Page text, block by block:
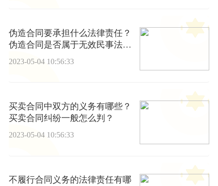
伪造合同要承担什么法律责任？
伪造合同是否属于无效民事法律
2023-05-04 10:56:33
买卖合同中双方的义务有哪些？
买卖合同纠纷一般怎么判？
2023-05-04 10:56:33
不履行合同义务的法律责任有哪